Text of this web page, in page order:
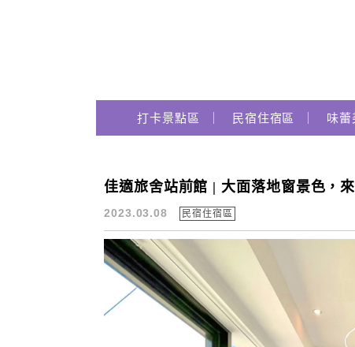
跟著瑪姬瘋玩趣
Main Menu
打卡景點區 民宿住宿區 味蕾
高雄寵物友善
佳適旅舍站前館 | 大面落地窗景色，
2023.03.08 民宿住宿區